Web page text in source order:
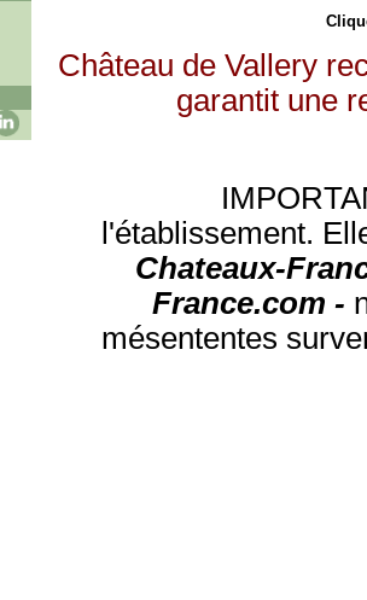
Château de Vallery
garantit une
l'établissement.
Chateaux-
France.com -
mésententes